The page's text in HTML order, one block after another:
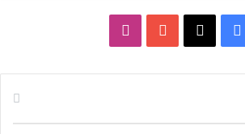
فيسبوك ‫YouTube